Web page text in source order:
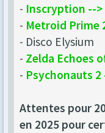
- Inscryption --
- Metroid Prime
- Disco Elysium
- Zelda Echoes
- Psychonauts
Attentes pour
en 2025 pour